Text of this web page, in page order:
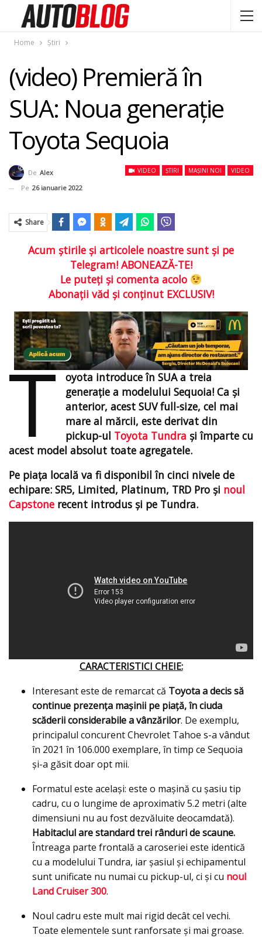
Home Știri
(video) Premieră în
SUA: Noua generaţie
Toyota Sequoia
VIDEO ȘTIRI MAȘINI NOI VIDEO
De Alex
Pe 26 ianuarie 2022
Share
Acum ştirile şi articolele noastre sunt şi pe
Telegram! ABONEAZĂ-TE!
Le puteţi şi comenta acolo
Abonaţii văd şi conţinut EXCLUSIV!
T
oyota introduce în SUA a treia
generaţie a modelului Sequoia! Ca şi
anterior, acest SUV full-size, cel mai
mare al mărcii, este derivat din
pickup-ul Toyota Tundra şi împarte cu
acest model absolut toate agregatele.
Pe piaţa locală va fi disponibil în cinci nivele de
echipare: SR5, Limited, Platinum, TRD Pro şi noul
Capstone recent introdus şi pe Tundra.
CARACTERISTICI CHEIE:
Interesant este de remarcat că Toyota a decis să
continue prezenţa maşinii pe piaţă, în ciuda
scăderii considerabile a vânzărilor. De exemplu,
principalul concurent Chevrolet Tahoe s-a vândut
în 2021 în 106.000 exemplare, în timp ce Sequoia
şi-a găsit doar opt mii.
Formatul este același: este o mașină cu şasiu tip
cadru, cu o lungime de aproximativ 5.2 metri (alte
dimensiuni nu au fost dezvăluite deocamdată).
Habitaclul are standard trei rânduri de scaune.
Întreaga parte frontală a caroseriei este identică
cu a modelului Tundra, iar șasiul și echipamentul
sunt unificate nu numai cu pickup-ul, ci și cu noul
Land Cruiser 300.
Noul cadru este mult mai rigid decât cel vechi.
Toate elementele sunt ranforsate şi mai groase.